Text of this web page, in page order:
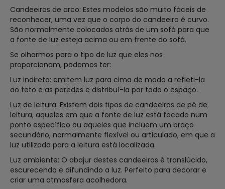
Candeeiros de arco: Estes modelos são muito fáceis de
reconhecer, uma vez que o corpo do candeeiro é curvo.
São normalmente colocados atrás de um sofá para que
a fonte de luz esteja acima ou em frente do sofá.
Se olharmos para o tipo de luz que eles nos
proporcionam, podemos ter:
Luz indireta: emitem luz para cima de modo a refleti-la
ao teto e as paredes e distribuí-la por todo o espaço.
Luz de leitura: Existem dois tipos de candeeiros de pé de
leitura, aqueles em que a fonte de luz está focado num
ponto específico ou aqueles que incluem um braço
secundário, normalmente flexível ou articulado, em que a
luz utilizada para a leitura está localizada.
Luz ambiente: O abajur destes candeeiros é translúcido,
escurecendo e difundindo a luz. Perfeito para decorar e
criar uma atmosfera acolhedora.